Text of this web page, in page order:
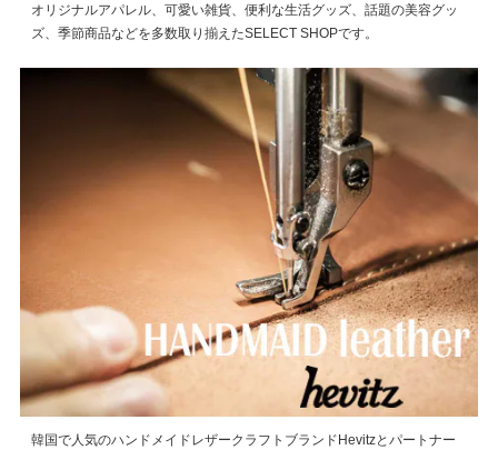
オリジナルアパレル、可愛い雑貨、便利な生活グッズ、話題の美容グッ
ズ、季節商品などを多数取り揃えたSELECT SHOPです。
韓国で人気のハンドメイドレザークラフトブランドHevitzとパートナー